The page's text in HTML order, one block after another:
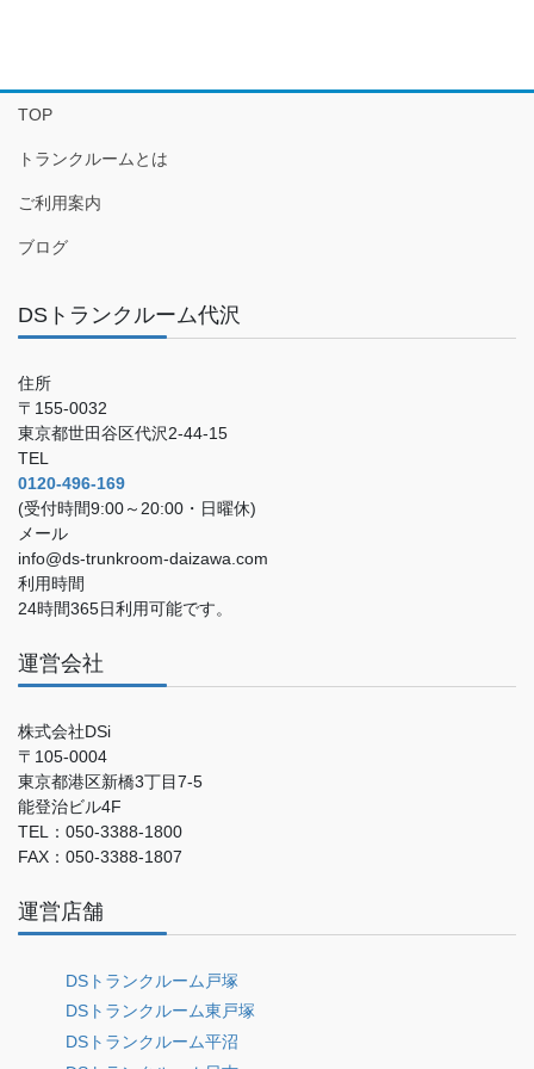
TOP
トランクルームとは
ご利用案内
ブログ
DSトランクルーム代沢
住所
〒155-0032
東京都世田谷区代沢2-44-15
TEL
0120-496-169
(受付時間9:00～20:00・日曜休)
メール
info@ds-trunkroom-daizawa.com
利用時間
24時間365日利用可能です。
運営会社
株式会社DSi
〒105-0004
東京都港区新橋3丁目7-5
能登治ビル4F
TEL：050-3388-1800
FAX：050-3388-1807
運営店舗
DSトランクルーム戸塚
DSトランクルーム東戸塚
DSトランクルーム平沼